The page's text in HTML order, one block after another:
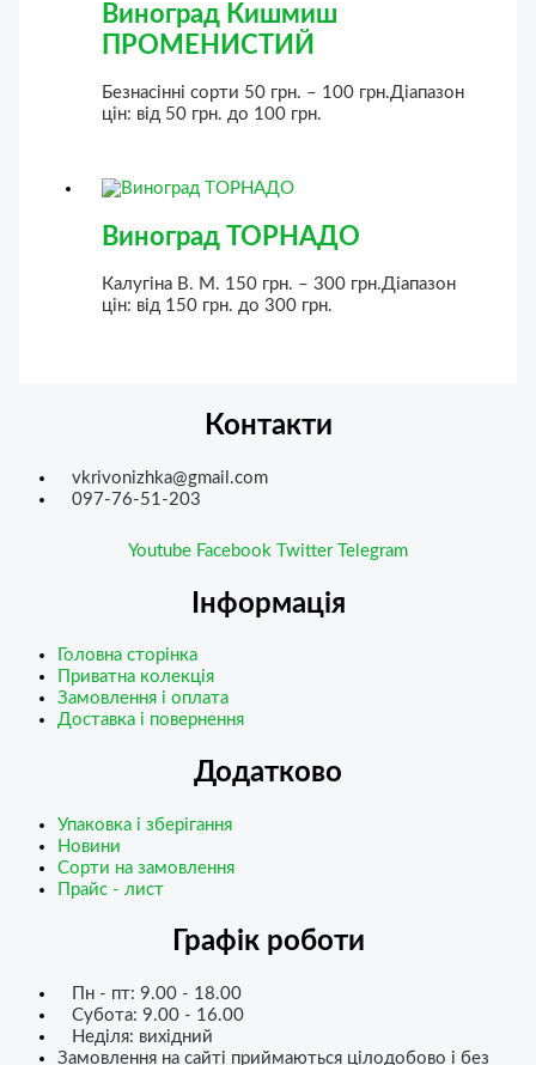
Виноград Кишмиш
ПРОМЕНИСТИЙ
Безнасінні сорти 50 грн. – 100 грн.Діапазон
цін: від 50 грн. до 100 грн.
Виноград ТОРНАДО
Калугіна В. М. 150 грн. – 300 грн.Діапазон
цін: від 150 грн. до 300 грн.
Контакти
vkrivonizhka@gmail.com
097-76-51-203
Youtube Facebook Twitter Telegram
Інформація
Головна сторінка
Приватна колекція
Замовлення і оплата
Доставка і повернення
Додатково
Упаковка і зберігання
Новини
Сорти на замовлення
Прайс - лист
Графік роботи
Пн - пт: 9.00 - 18.00
Субота: 9.00 - 16.00
Неділя: вихідний
Замовлення на сайті приймаються цілодобово і без